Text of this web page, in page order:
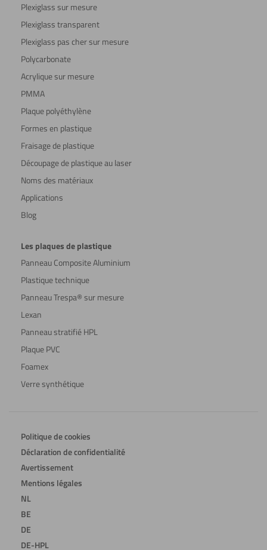
Plexiglass sur mesure
Plexiglass transparent
Plexiglass pas cher sur mesure
Polycarbonate
Acrylique sur mesure
PMMA
Plaque polyéthylène
Formes en plastique
Fraisage de plastique
Découpage de plastique au laser
Noms des matériaux
Applications
Blog
Les plaques de plastique
Panneau Composite Aluminium
Plastique technique
Panneau Trespa® sur mesure
Lexan
Panneau stratifié HPL
Plaque PVC
Foamex
Verre synthétique
Politique de cookies
Déclaration de confidentialité
Avertissement
Mentions légales
NL
BE
DE
DE-HPL